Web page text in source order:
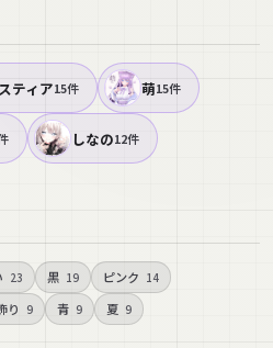
ティア15件 萌15件
しなの12件
23 黒 19 ピンク 14
り 9 青 9 夏 9